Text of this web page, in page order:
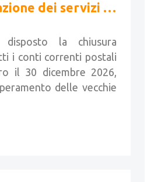
dei servizi di
disposto la chiusura
i conti correnti postali
il 30 dicembre 2026,
delle vecchie